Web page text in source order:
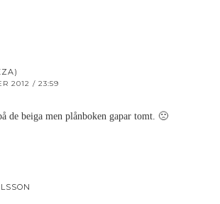
2012 / 23:59
de beiga men plånboken gapar tomt. 🙁